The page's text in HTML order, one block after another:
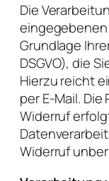
Die
Grundlage
DSGVO), die
Hierzu reicht
per E-Mail.
Widerruf
Widerruf